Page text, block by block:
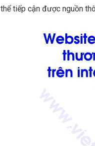
thể tiếp cận được nguồn